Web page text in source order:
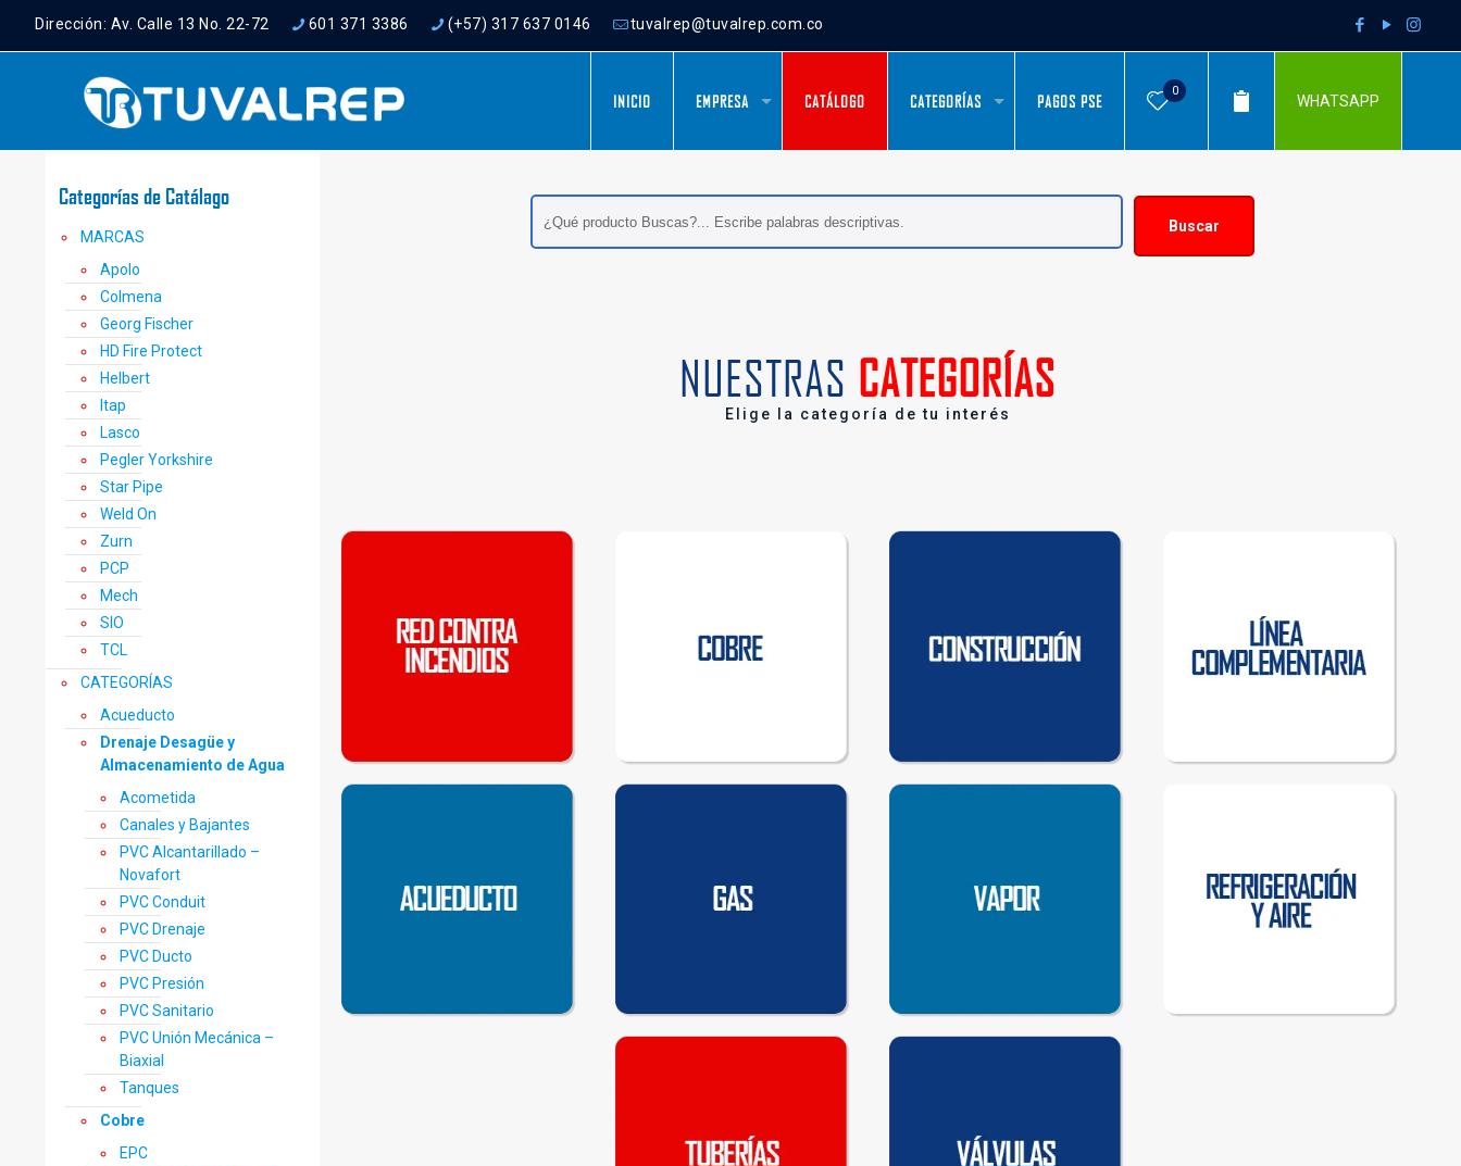
Dirección: Av. Calle 13 No. 22-72 601 371 3386 (+57) 317 637 0146 tuvalrep@tuvalrep.com.co
INICIO EMPRESA CATÁLOGO CATEGORÍAS PAGOS PSE
0
WHATSAPP
Categorías de Catálago
MARCAS
Apolo
Colmena
Georg Fischer
HD Fire Protect
Helbert
Itap
Lasco
Pegler Yorkshire
Star Pipe
Weld On
Zurn
PCP
Mech
SIO
TCL
CATEGORÍAS
Acueducto
Drenaje Desagüe y
Almacenamiento de Agua
Acometida
Canales y Bajantes
PVC Alcantarillado –
Novafort
PVC Conduit
PVC Drenaje
PVC Ducto
PVC Presión
PVC Sanitario
PVC Unión Mecánica –
Biaxial
Tanques
Cobre
EPC
Buscar
Buscar
NUESTRAS CATEGORÍAS
Elige la categoría de tu interés